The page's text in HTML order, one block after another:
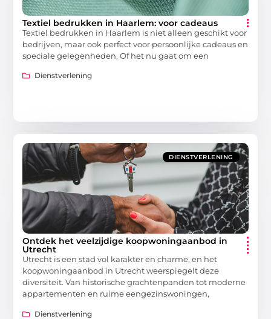
Textiel bedrukken in Haarlem: voor cadeaus
Textiel bedrukken in Haarlem is niet alleen geschikt voor
bedrijven, maar ook perfect voor persoonlijke cadeaus en
speciale gelegenheden. Of het nu gaat om een
Dienstverlening
DIENSTVERLENING
Ontdek het veelzijdige koopwoningaanbod in
Utrecht
Utrecht is een stad vol karakter en charme, en het
koopwoningaanbod in Utrecht weerspiegelt deze
diversiteit. Van historische grachtenpanden tot moderne
appartementen en ruime eengezinswoningen,
Dienstverlening